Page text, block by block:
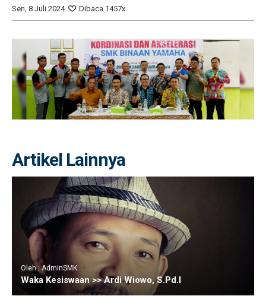
Sen, 8 Juli 2024 Dibaca 1457x
Artikel Lainnya
Oleh : AdminSMK
Waka Kesiswaan >> Ardi Wiowo, S.Pd.I